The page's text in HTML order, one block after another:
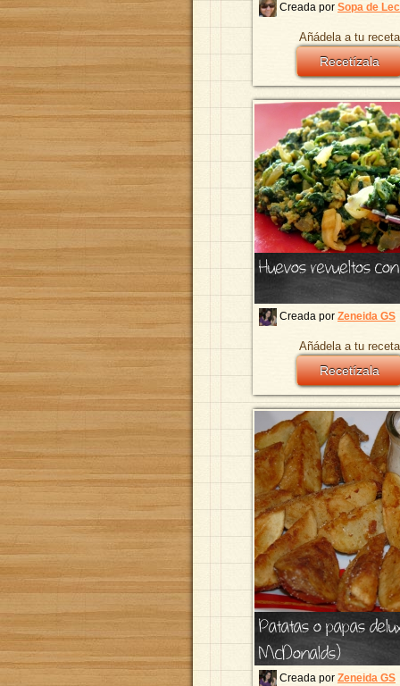
Creada por Sopa de
Añádela a tu
Recetízala
Huevos revueltos
Creada por Zeneida GS
Añádela a tu
Recetízala
Patatas o papas
McDonalds)
Creada por Zeneida GS